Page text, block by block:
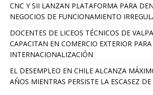
CNC Y SII LANZAN PLATAFORMA PARA
NEGOCIOS DE FUNCIONAMIENTO
DOCENTES DE LICEOS TÉCNICOS DE
CAPACITAN EN COMERCIO EXTERIOR
INTERNACIONALIZACIÓN
EL DESEMPLEO EN CHILE ALCANZA
AÑOS MIENTRAS PERSISTE LA ESCASEZ